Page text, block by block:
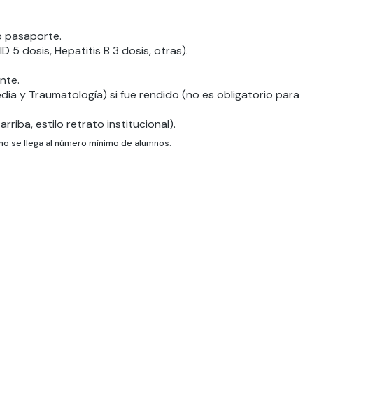
pasaporte.
5 dosis, Hepatitis B 3 dosis, otras).
y Traumatología) si fue rendido (no es obligatorio para
estilo retrato institucional).
se llega al número mínimo de alumnos.